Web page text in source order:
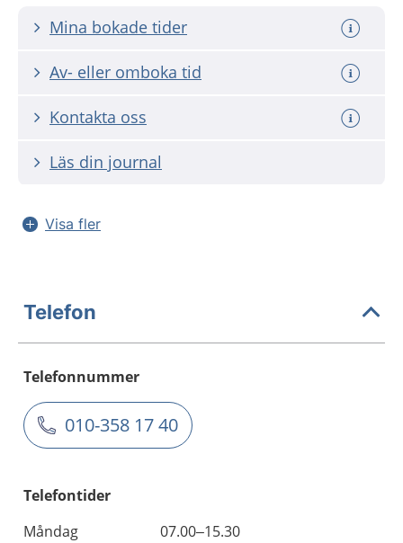
Mina bokade tider
Av- eller omboka tid
Kontakta oss
Läs din journal
Visa fler
Telefon
Telefonnummer
010-358 17 40
Telefontider
Måndag
07.00–15.30